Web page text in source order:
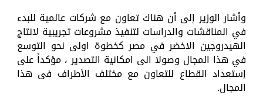
وأشار الوزير إلى أن هناك تعاون مع شركات عالمية للبدء
في المناقشات والدراسات لتنفيذ مشروعات تجريبية لانتاج
الهيدروجين الاخضر في مصر كخطوة اولى نحو التوسع
في هذا المجال وصولا الى امكانية التصدير ، مؤكداً على
إستعداد القطاع للتعاون مع مختلف الأطراف فى هذا
المجال.